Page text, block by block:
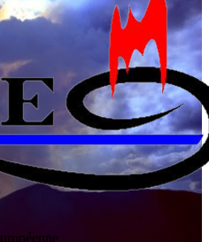
uropéenne